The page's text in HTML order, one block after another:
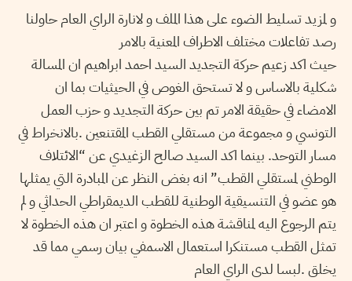
و لمزيد تسليط الضوء على هذا الملف و لانارة الراي العام حاولنا
رصد تفاعلات مختلف الاطراف المعنية بالامر
حيث اكد زعيم حركة التجديد السيد احمد ابراهيم ان المسالة
شكلية بالاساس و لا تستحق الغوص في الحيثيات بما ان
الامضاء في حقيقة الامر تم بين حركة التجديد و حزب العمل
التونسي و مجموعة من مستقلي القطب المقتنعين .بالانخراط في
مسار التوحد. بينما اكد السيد صالح الزغيدي عن “الائتلاف
الوطني لمستقلي القطب” انه بغض النظر عن المبادرة التي يمثلها
هو عضو في التنسيقية الوطنية للقطب الديمقراطي الحداثي و لم
يتم الرجوع اليه لمناقشة هذه الخطوة و اعتبر ان هذه الخطوة لا
تمثل القطب مستنكرا استعمال الاسمفي بيان رسمي مما قد
يخلق .لبسا لدى الراي العام